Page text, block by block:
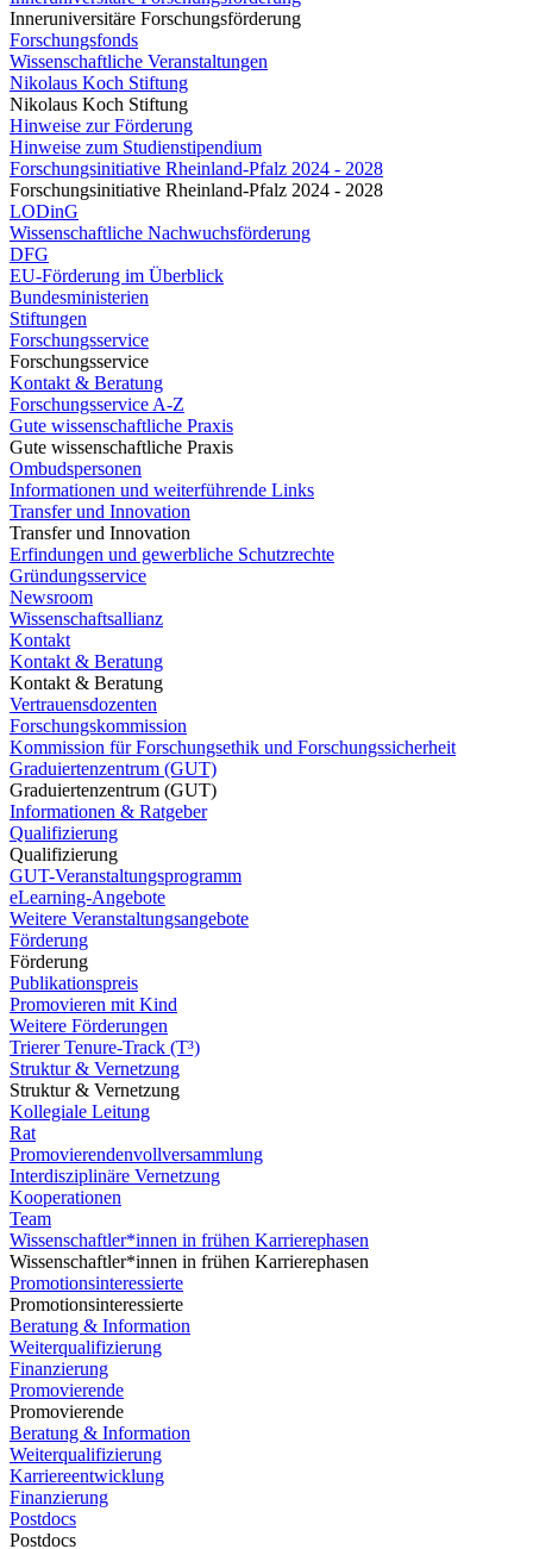
Inneruniversitäre Forschungsförderung
Forschungsfonds
Wissenschaftliche Veranstaltungen
Nikolaus Koch Stiftung
Nikolaus Koch Stiftung
Hinweise zur Förderung
Hinweise zum Studienstipendium
Forschungsinitiative Rheinland-Pfalz 2024 - 2028
Forschungsinitiative Rheinland-Pfalz 2024 - 2028
LODinG
Wissenschaftliche Nachwuchsförderung
DFG
EU-Förderung im Überblick
Bundesministerien
Stiftungen
Forschungsservice
Forschungsservice
Kontakt & Beratung
Forschungsservice A-Z
Gute wissenschaftliche Praxis
Gute wissenschaftliche Praxis
Ombudspersonen
Informationen und weiterführende Links
Transfer und Innovation
Transfer und Innovation
Erfindungen und gewerbliche Schutzrechte
Gründungsservice
Newsroom
Wissenschaftsallianz
Kontakt
Kontakt & Beratung
Kontakt & Beratung
Vertrauensdozenten
Forschungskommission
Kommission für Forschungsethik und Forschungssicherheit
Graduiertenzentrum (GUT)
Graduiertenzentrum (GUT)
Informationen & Ratgeber
Qualifizierung
Qualifizierung
GUT-Veranstaltungsprogramm
eLearning-Angebote
Weitere Veranstaltungsangebote
Förderung
Förderung
Publikationspreis
Promovieren mit Kind
Weitere Förderungen
Trierer Tenure-Track (T³)
Struktur & Vernetzung
Struktur & Vernetzung
Kollegiale Leitung
Rat
Promovierendenvollversammlung
Interdisziplinäre Vernetzung
Kooperationen
Team
Wissenschaftler*innen in frühen Karrierephasen
Wissenschaftler*innen in frühen Karrierephasen
Promotionsinteressierte
Promotionsinteressierte
Beratung & Information
Weiterqualifizierung
Finanzierung
Promovierende
Promovierende
Beratung & Information
Weiterqualifizierung
Karriereentwicklung
Finanzierung
Postdocs
Postdocs